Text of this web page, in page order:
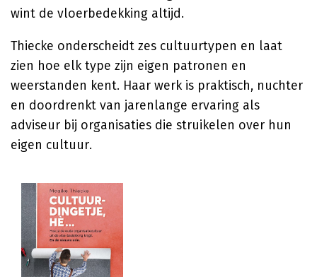
wint de vloerbedekking altijd.
Thiecke onderscheidt zes cultuurtypen en laat
zien hoe elk type zijn eigen patronen en
weerstanden kent. Haar werk is praktisch, nuchter
en doordrenkt van jarenlange ervaring als
adviseur bij organisaties die struikelen over hun
eigen cultuur.